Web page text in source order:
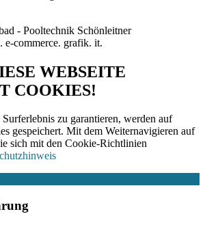
- Pooltechnik Schönleitner
WEBSEITE
COOKIES!
zu garantieren, werden auf
gespeichert. Mit dem Weiternavigieren auf
sich mit den Cookie-Richtlinien